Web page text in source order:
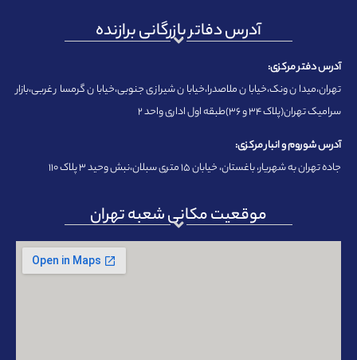
آدرس دفاتر بازرگانی برازنده
آدرس دفتر مرکزی:
تهران،میدان ونک،خیابان ملاصدرا،خیابان شیرازی جنوبی،خیابان گرمسار غربی،بازار
سرامیک تهران(پلاک ۳۴ و ۳۶)طبقه اول اداری واحد ۲
آدرس شوروم و انبار مرکزی:
جاده تهران به شهریار، باغستان، خیابان ۱۵ متری سبلان،نبش وحید ۳ پلاک ۱۱۰
موقعیت مکانی شعبه تهران